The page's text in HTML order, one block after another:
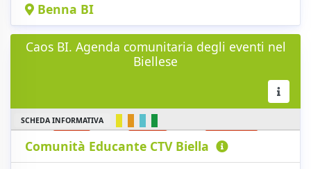
Benna BI
Caos BI. Agenda comunitaria degli eventi nel
Biellese
SCHEDA INFORMATIVA
Comunità Educante CTV Biella